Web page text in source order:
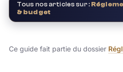
Tous nos articles sur :
& budget
Ce guide fait partie du dossier